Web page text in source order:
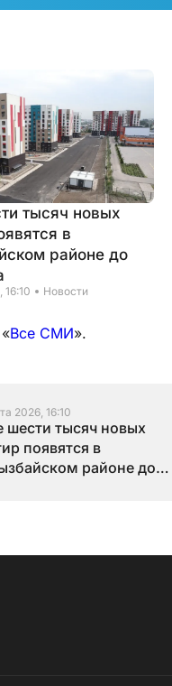
тысяч новых
в
районе до
16:10 Новости
Все СМИ».
2026, 16:10
шести тысяч новых
появятся в
районе до